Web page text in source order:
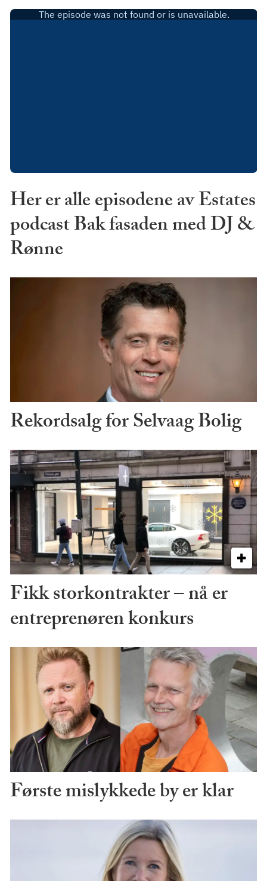
Her er alle episodene av Estates
podcast Bak fasaden med DJ &
Rønne
Rekordsalg for Selvaag Bolig
Fikk storkontrakter – nå er
entreprenøren konkurs
Første mislykkede by er klar